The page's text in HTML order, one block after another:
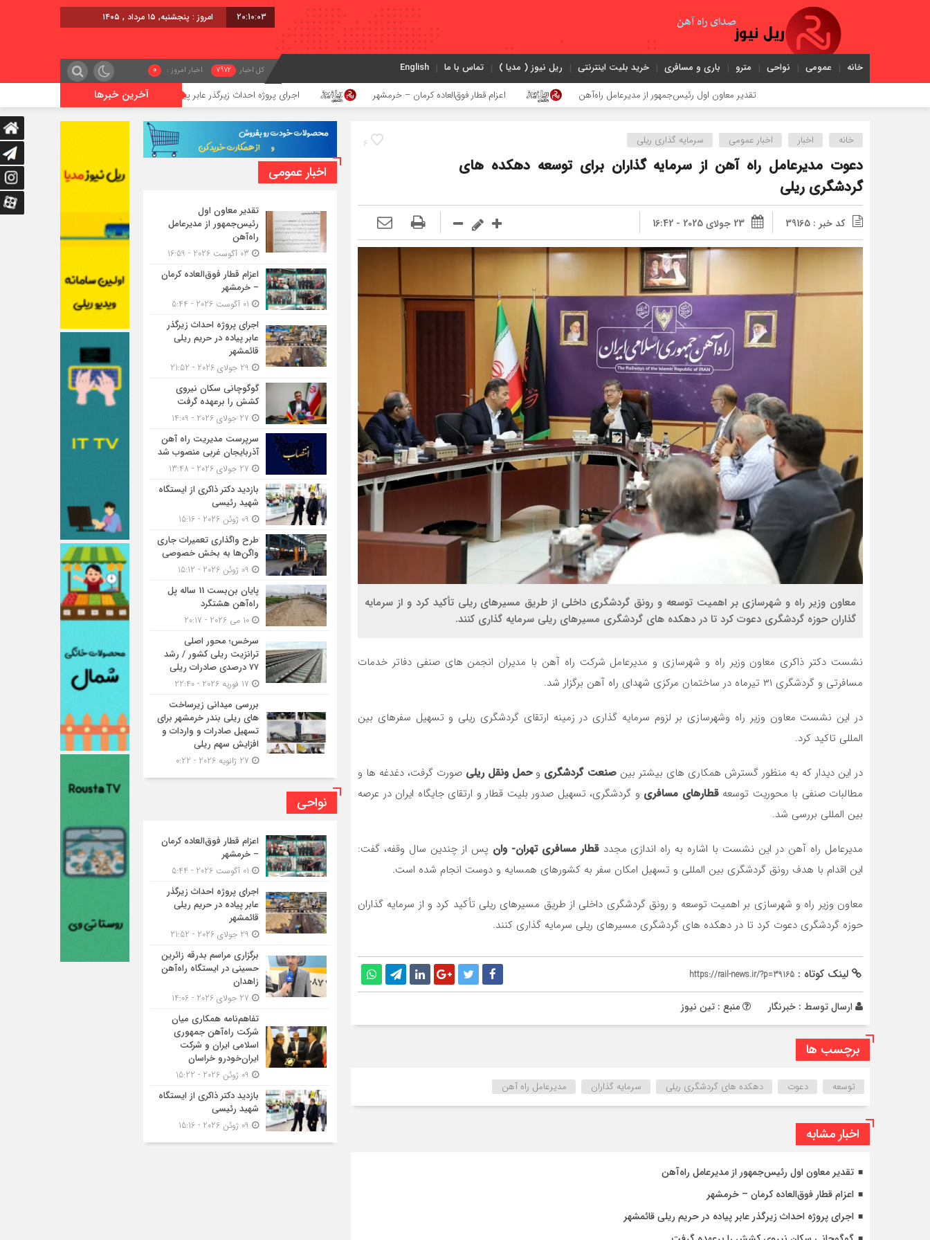
20:10:03 امروز : پنجشنبه, ۱۵ مرداد , ۱۴۰۵
خانه عمومی نواحی مترو باری و مسافری خرید بلیت اینترنتی ریل نیوز ( مدیا ) تماس با ما English کل اخبار 7972 اخبار امروز : 0
آخرین خبرها تقدیر معاون اول رئیس‌جمهور از مدیرعامل راه‌آهن اعزام قطار فوق‌العاده کرمان – خرمشهر اجرای پروژه احداث زیرگذر عابر پیاده در حریم ریلی قائمشهر
6 خانه اخبار اخبار عمومی سرمایه گذاری ریلی
دعوت مدیرعامل راه‌ آهن از سرمایه‌ گذاران برای توسعه دهکده‌ های
گردشگری ریلی
کد خبر : 39165 23 جولای 2025 - 16:42
️️معاون وزیر راه و شهرسازی بر اهمیت توسعه و رونق گردشگری داخلی از طریق مسیرهای ریلی تأکید کرد و از سرمایه
گذاران حوزه گردشگری دعوت کرد تا در دهکده های گردشگری مسیرهای ریلی سرمایه گذاری کنند.
نشست دکتر ذاکری معاون وزیر راه و شهرسازی و مدیرعامل شرکت راه آهن با مدیران انجمن های صنفی دفاتر خدمات
مسافرتی و گردشگری ۳۱ تیرماه در ساختمان مرکزی شهدای راه آهن برگزار شد.
در این نشست معاون وزیر راه وشهرسازی بر لزوم سرمایه گذاری در زمینه ارتقای گردشگری ریلی و تسهیل سفرهای بین
المللی تاکید کرد.
️در این دیدار که به منظور گسترش همکاری های بیشتر بینصنعت گردشگری وحمل ونقل ریلی صورت گرفت، دغدغه ها و
مطالبات صنفی با محوریت توسعهقطارهای مسافری و گردشگری، تسهیل صدور بلیت قطار و ارتقای جایگاه ایران در عرصه
بین المللی بررسی شد.
️مدیرعامل راه آهن در این نشست با اشاره به راه اندازی مجدد قطار مسافری تهران- وان پس از چندین سال وقفه، گفت:
این اقدام با هدف رونق گردشگری بین المللی و تسهیل امکان سفر به کشورهای همسایه و دوست انجام شده است.
️معاون وزیر راه و شهرسازی بر اهمیت توسعه و رونق گردشگری داخلی از طریق مسیرهای ریلی تأکید کرد و از سرمایه گذاران
حوزه گردشگری دعوت کرد تا در دهکده های گردشگری مسیرهای ریلی سرمایه گذاری کنند.
لینک کوتاه : https://rail-news.ir/?p=39165
ارسال توسط : خبرنگار منبع : تین نیوز
برچسب ها
توسعه دعوت دهکده‌ های گردشگری ریلی سرمایه‌ گذاران مدیرعامل راه آهن
اخبار مشابه
تقدیر معاون اول رئیس‌جمهور از مدیرعامل راه‌آهن
اعزام قطار فوق‌العاده کرمان – خرمشهر
اجرای پروژه احداث زیرگذر عابر پیاده در حریم ریلی قائمشهر
اخبار عمومی
تقدیر معاون اول
رئیس‌جمهور از مدیرعامل
راه‌آهن
اعزام قطار فوق‌العاده کرمان
– خرمشهر
اجرای پروژه احداث زیرگذر
عابر پیاده در حریم ریلی
قائمشهر
گوگوچانی سکان نیروی
کشش را برعهده گرفت
سرپرست مدیریت راه آهن
آذربایجان غربی منصوب شد
بازدید دکتر ذاکری از ایستگاه
شهید رئیسی
طرح واگذاری تعمیرات جاری
واگن‌ها به بخش خصوصی
پایان بن‌بست 11 ساله پل
راه‌آهن هشتگرد
سرخس؛ محور اصلی
ترانزیت ریلی کشور / رشد
۷۷ درصدی صادرات ریلی
بررسی میدانی زیرساخت
های ریلی بندر خرمشهر برای
تسهیل صادرات و واردات و
افزایش سهم ریلی
نواحی
اعزام قطار فوق‌العاده کرمان
– خرمشهر
اجرای پروژه احداث زیرگذر
عابر پیاده در حریم ریلی
قائمشهر
برگزاری مراسم بدرقه زائرین
حسینی در ایستگاه راه‌آهن
زاهدان
تفاهم‌نامه همکاری میان
شرکت راه‌آهن جمهوری
اسلامی ایران و شرکت
ایران‌خودرو خراسان
بازدید دکتر ذاکری از ایستگاه
شهید رئیسی